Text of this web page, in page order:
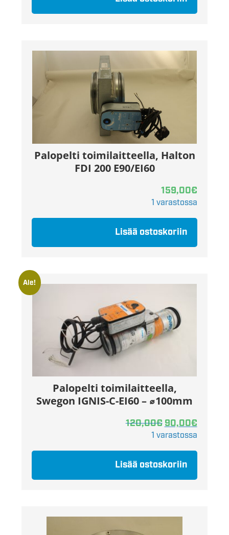
Palopelti toimilaitteella, Halton
FDI 200 E90/EI60
159,00€
1 varastossa
Lisää ostoskoriin
Ale!
Palopelti toimilaitteella,
Swegon IGNIS-C-EI60 – ⌀100mm
120,00€90,00€
1 varastossa
Lisää ostoskoriin